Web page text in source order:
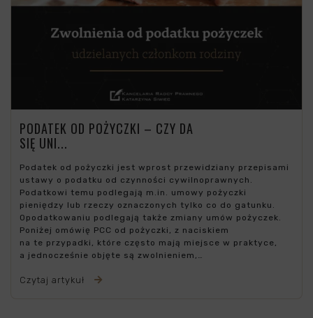
PODATEK OD POŻYCZKI – CZY DA
SIĘ UNI...
Podatek od pożyczki jest wprost przewidziany przepisami
ustawy o podatku od czynności cywilnoprawnych.
Podatkowi temu podlegają m.in. umowy pożyczki
pieniędzy lub rzeczy oznaczonych tylko co do gatunku.
Opodatkowaniu podlegają także zmiany umów pożyczek.
Poniżej omówię PCC od pożyczki, z naciskiem
na te przypadki, które często mają miejsce w praktyce,
a jednocześnie objęte są zwolnieniem,…
Czytaj artykuł